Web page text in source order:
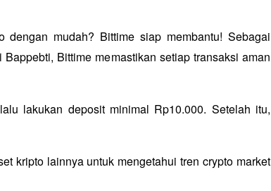
dengan mudah? Bittime siap membantu! Sebagai
Bittime memastikan setiap transaksi aman
lakukan deposit minimal Rp10.000. Setelah itu,
kripto lainnya untuk mengetahui tren crypto market